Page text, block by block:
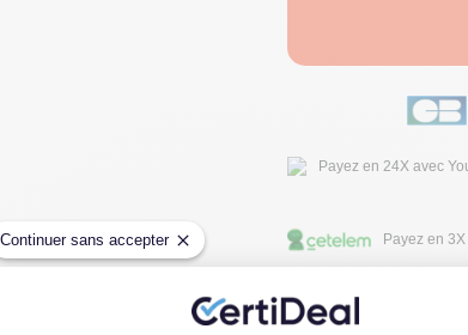
Continuer sans accepter
Payez en 24X avec
Payez en
Fiche Technique